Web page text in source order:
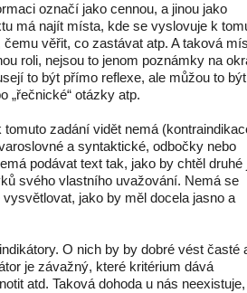
označí jako cennou, a jinou jako
má najít místa, kde se vyslovuje k
věřit, co zastávat atp. A taková
roli, nejsou to jenom poznámky na
to být přímo reflexe, ale můžou to být
„řečnické“ otázky atp.
zadání vidět nemá
a syntaktické, odbočky nebo
podávat text tak, jako by chtěl druhé
svého vlastního uvažování. Nemá se
jako by měl docela jasno a
O nich by by dobré vést časté
je závažný, které kritérium dává
atd. Taková dohoda u nás